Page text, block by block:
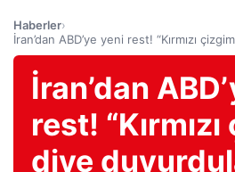
Haberler›
İran’dan ABD’ye yeni rest! “Kırmızı
İran’dan
rest!
diye